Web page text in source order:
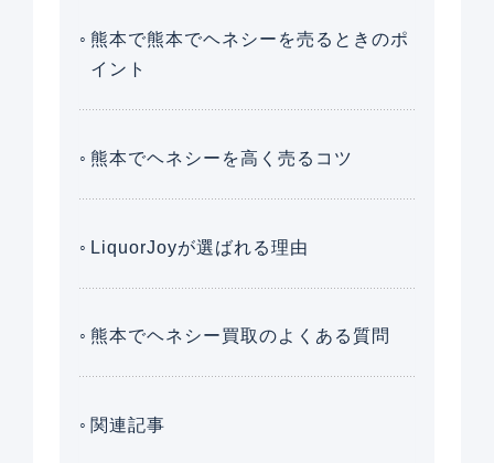
熊本で熊本でヘネシーを売るときのポ
イント
熊本でヘネシーを高く売るコツ
LiquorJoyが選ばれる理由
熊本でヘネシー買取のよくある質問
関連記事